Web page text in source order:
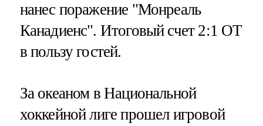
нанес поражение "Монреаль
Канадиенс". Итоговый счет 2:1 ОТ
в пользу гостей.
За океаном в Национальной
хоккейной лиге прошел игровой